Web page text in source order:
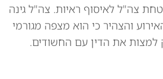
צה"ל לאיסוף ראיות. צה"ל גינה
והצהיר כי הוא מצפה מגורמי
למצות את הדין עם החשודים.